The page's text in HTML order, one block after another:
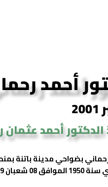
أحمد
الدكتور أحمد
بضواحي مدينة باتنة